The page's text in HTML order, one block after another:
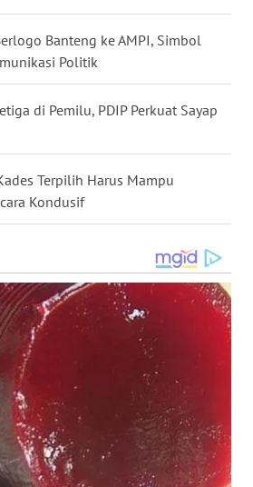
Banteng ke AMPI, Simbol
Politik
di Pemilu, PDIP Perkuat Sayap
Terpilih Harus Mampu
Kondusif